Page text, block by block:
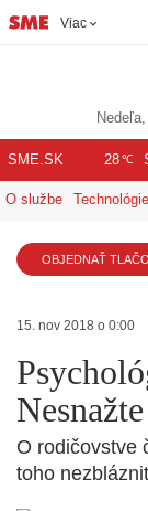
Viac
SME.SK 28℃
O službe Technológie
OBJEDNAŤ
15. nov 2018 o 0:00
O rodičovstve
toho